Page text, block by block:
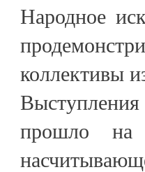
Народное
коллективы
прошло на